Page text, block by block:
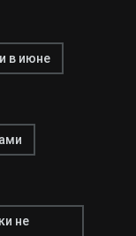
в июне
не